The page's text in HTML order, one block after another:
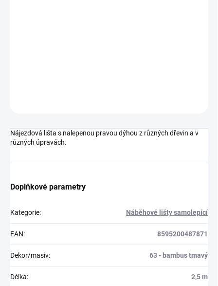
Nájezdová lišta s nalepenou pravou dýhou z různých dřevin a v
různých úpravách.
Doplňkové parametry
Kategorie: Náběhové lišty samolepící
EAN: 8595200487871
Dekor/masiv: 63 - bambus tmavý
Délka: 2,5 m